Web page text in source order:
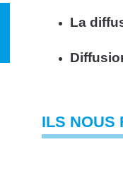
La
ILS NOUS